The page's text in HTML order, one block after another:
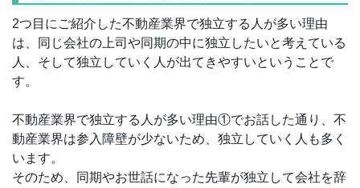
2つ目にご紹介した不動産業界で独立する人が多い理由
は、同じ会社の上司や同期の中に独立したいと考えている
人、そして独立していく人が出てきやすいということで
す。
不動産業界で独立する人が多い理由①でお話した通り、不
動産業界は参入障壁が少ないため、独立していく人も多く
います。
そのため、同期やお世話になった先輩が独立して会社を辞